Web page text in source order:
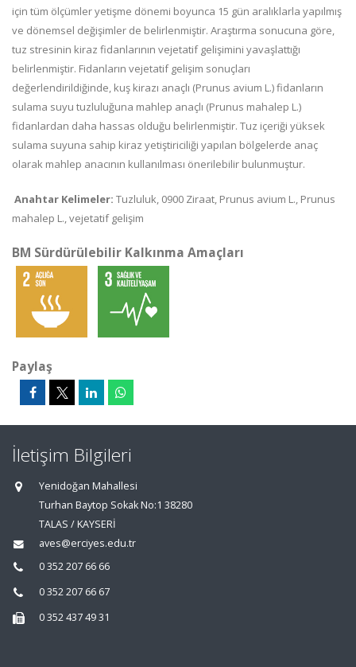
için tüm ölçümler yetişme dönemi boyunca 15 gün aralıklarla yapılmış
ve dönemsel değişimler de belirlenmiştir. Araştırma sonucuna göre,
tuz stresinin kiraz fidanlarının vejetatif gelişimini yavaşlattığı
belirlenmiştir. Fidanların vejetatif gelişim sonuçları
değerlendirildiğinde, kuş kirazı anaçlı (Prunus avium L.) fidanların
sulama suyu tuzluluğuna mahlep anaçlı (Prunus mahalep L.)
fidanlardan daha hassas olduğu belirlenmiştir. Tuz içeriği yüksek
sulama suyuna sahip kiraz yetiştiriciliği yapılan bölgelerde anaç
olarak mahlep anacının kullanılması önerilebilir bulunmuştur.
Anahtar Kelimeler: Tuzluluk, 0900 Ziraat, Prunus avium L., Prunus
mahalep L., vejetatif gelişim
BM Sürdürülebilir Kalkınma Amaçları
Paylaş
İletişim Bilgileri
Yenidoğan Mahallesi
Turhan Baytop Sokak No:1 38280
TALAS / KAYSERİ
aves@erciyes.edu.tr
0 352 207 66 66
0 352 207 66 67
0 352 437 49 31